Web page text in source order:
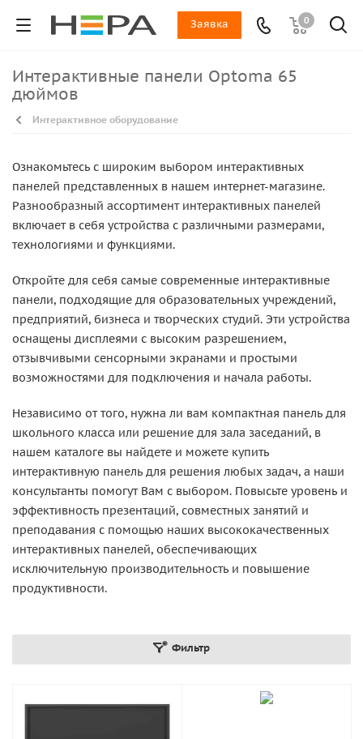
0
Заявка
Интерактивные панели Optoma 65
дюймов
Интерактивное оборудование
Ознакомьтесь с широким выбором интерактивных
панелей представленных в нашем интернет-магазине.
Разнообразный ассортимент интерактивных панелей
включает в себя устройства с различными размерами,
технологиями и функциями.
Откройте для себя самые современные интерактивные
панели, подходящие для образовательных учреждений,
предприятий, бизнеса и творческих студий. Эти устройства
оснащены дисплеями с высоким разрешением,
отзывчивыми сенсорными экранами и простыми
возможностями для подключения и начала работы.
Независимо от того, нужна ли вам компактная панель для
школьного класса или решение для зала заседаний, в
нашем каталоге вы найдете и можете купить
интерактивную панель для решения любых задач, а наши
консультанты помогут Вам с выбором. Повысьте уровень и
эффективность презентаций, совместных занятий и
преподавания с помощью наших высококачественных
интерактивных панелей, обеспечивающих
исключительную производительность и повышение
продуктивности.
Фильтр